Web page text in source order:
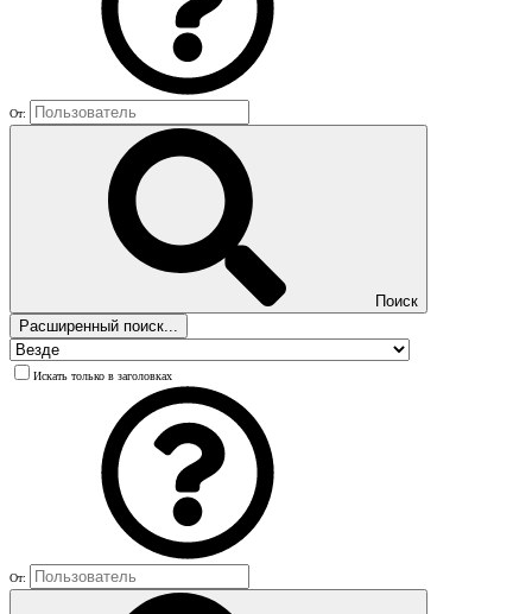
От:
Поиск
Расширенный поиск...
Искать только в заголовках
От: